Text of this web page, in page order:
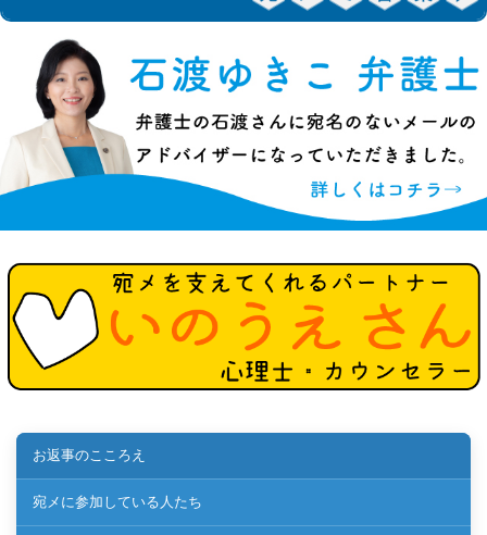
お返事のこころえ
宛メに参加している人たち